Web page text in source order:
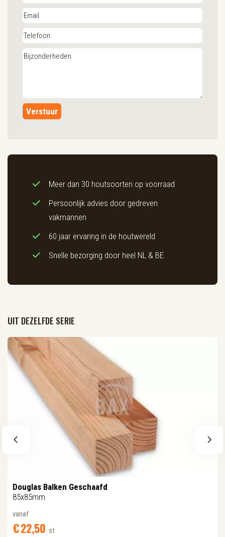
Verstuur
Meer dan 30 houtsoorten op voorraad
Persoonlijk advies door gedreven
vakmannen
60 jaar ervaring in de houtwereld
Snelle bezorging door heel NL & BE
UIT DEZELFDE SERIE
Douglas Balken Geschaafd
85x85mm
vanaf
€22,50 st